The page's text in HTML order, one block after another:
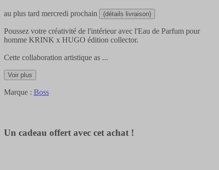
au plus tard mercredi prochain (détails livraison)
Poussez votre créativité de l'intérieur avec l'Eau de Parfum pour
homme KRINK x HUGO édition collector.
Cette collaboration artistique as ...
Voir plus
Marque : Boss
Un cadeau offert avec cet achat !